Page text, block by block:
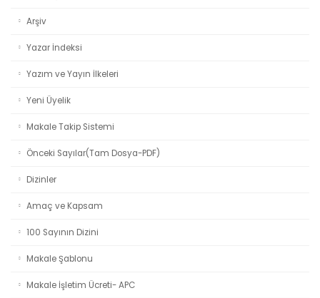
Arşiv
Yazar İndeksi
Yazım ve Yayın İlkeleri
Yeni Üyelik
Makale Takip Sistemi
Önceki Sayılar(Tam Dosya-PDF)
Dizinler
Amaç ve Kapsam
100 Sayının Dizini
Makale Şablonu
Makale İşletim Ücreti- APC